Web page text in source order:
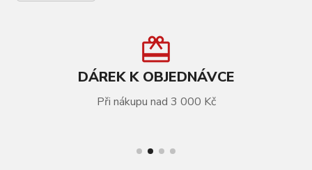
DÁREK K OBJEDNÁVCE
Při nákupu nad 3 000 Kč